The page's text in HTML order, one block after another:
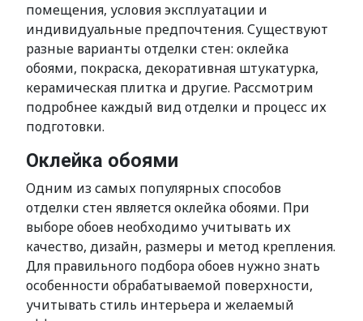
помещения, условия эксплуатации и
индивидуальные предпочтения. Существуют
разные варианты отделки стен: оклейка
обоями, покраска, декоративная штукатурка,
керамическая плитка и другие. Рассмотрим
подробнее каждый вид отделки и процесс их
подготовки.
Оклейка обоями
Одним из самых популярных способов
отделки стен является оклейка обоями. При
выборе обоев необходимо учитывать их
качество, дизайн, размеры и метод крепления.
Для правильного подбора обоев нужно знать
особенности обрабатываемой поверхности,
учитывать стиль интерьера и желаемый